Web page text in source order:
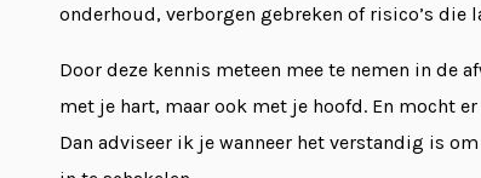
onderhoud, verborgen gebreken of risico’s die
Door deze kennis meteen mee te nemen in de
met je hart, maar ook met je hoofd. En mocht
Dan adviseer ik je wanneer het verstandig is